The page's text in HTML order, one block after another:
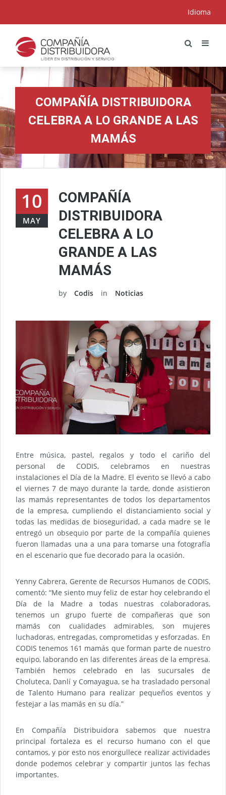
Idioma
COMPAÑÍA DISTRIBUIDORA
CELEBRA A LO GRANDE A LAS
MAMÁS
10
MAY
COMPAÑÍA
DISTRIBUIDORA
CELEBRA A LO
GRANDE A LAS
MAMÁS
by Codis in Noticias
Entre música, pastel, regalos y todo el cariño del
personal de CODIS, celebramos en nuestras
instalaciones el Día de la Madre. El evento se llevó a cabo
el viernes 7 de mayo durante la tarde, donde asistieron
las mamás representantes de todos los departamentos
de la empresa, cumpliendo el distanciamiento social y
todas las medidas de bioseguridad, a cada madre se le
entregó un obsequio por parte de la compañía quienes
fueron llamadas una a una para tomarse una fotografía
en el escenario que fue decorado para la ocasión.
Yenny Cabrera, Gerente de Recursos Humanos de CODIS,
comentó: “Me siento muy feliz de estar hoy celebrando el
Día de la Madre a todas nuestras colaboradoras,
tenemos un grupo fuerte de compañeras que son
mamás con cualidades admirables, son mujeres
luchadoras, entregadas, comprometidas y esforzadas. En
CODIS tenemos 161 mamás que forman parte de nuestro
equipo, laborando en las diferentes áreas de la empresa.
También hemos celebrado en las sucursales de
Choluteca, Danlí y Comayagua, se ha trasladado personal
de Talento Humano para realizar pequeños eventos y
festejar a las mamás en su día.”
En Compañía Distribuidora sabemos que nuestra
principal fortaleza es el recurso humano con el que
contamos, y por esto nos enorgullece realizar actividades
donde podemos celebrar y compartir juntos las fechas
importantes.